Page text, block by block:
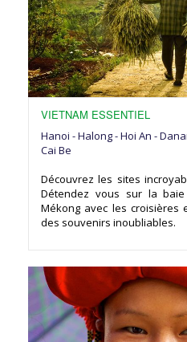
VIETNAM ESSENTIEL
Hanoi - Halong - Hoi An -
Cai Be
Découvrez les sites
Détendez vous sur la
Mékong avec les croisières
des souvenirs inoubliables.